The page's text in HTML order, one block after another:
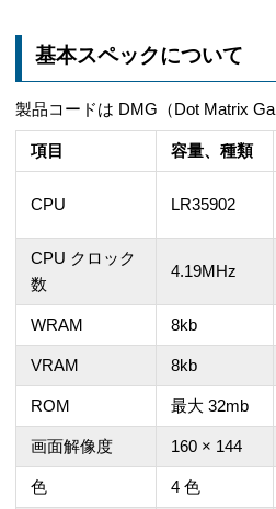
基本スペックについて
製品コードは DMG（Dot Matrix
項目 容量、種類
CPU LR35902
CPU クロック
数
4.19MHz
WRAM 8kb
VRAM 8kb
ROM 最大 32mb
画面解像度 160 × 144
色 4 色